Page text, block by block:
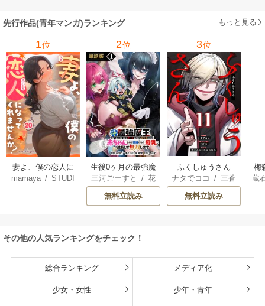
してみた
魔王軍の最高幹部
に迎えられる～
六/ユウヒ
先行作品(青年マンガ)ランキング もっと見る
1位
妻よ、僕の恋人に
なってくれません
mamaya /STUDI
2位
生後0ヶ月の最強魔
王 食べるだけ強
くなるチート能力
持ち転生者だけど
雄たちの母乳で成
長して無双します
三河ごーすと /花
房雪 / マップ
無料立読み
3位
ふくしゅうさん
ナタでココ / 三蒼
チームふくし
ゅうさん
無料立読み
梅
蔵
その他の人気ランキングをチェック！
総合ランキング メディア化
少女・女性 少年・青年